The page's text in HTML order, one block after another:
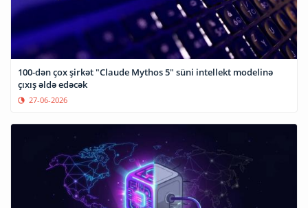
100-dən çox şirkət "Claude Mythos 5" süni intellekt modelinə
çıxış əldə edəcək
27-06-2026